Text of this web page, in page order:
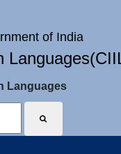
of India
Languages